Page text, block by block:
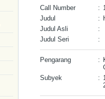
Call Number :
Judul
:
Judul Asli
:
Judul Seri
:
Pengarang :
Subyek
: